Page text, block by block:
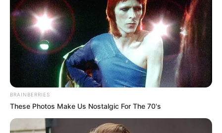
BRAINBERRIES
These Photos Make Us Nostalgic For The 70's